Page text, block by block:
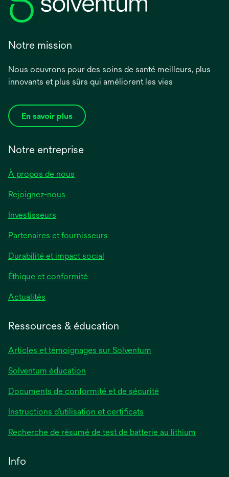
Notre mission
Nous oeuvrons pour des soins de santé meilleurs, plus
innovants et plus sûrs qui améliorent les vies
En savoir plus
Notre entreprise
À propos de nous
Rejoignez-nous
Investisseurs
Partenaires et fournisseurs
Durabilité et impact social
Éthique et conformité
Actualités
Ressources & éducation
Articles et témoignages sur Solventum
Solventum éducation
Documents de conformité et de sécurité
Instructions d’utilisation et certificats
Recherche de résumé de test de batterie au lithium
Info